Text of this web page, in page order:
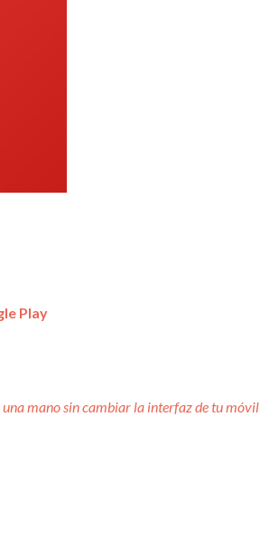
Play
mano sin cambiar la interfaz de tu móvil